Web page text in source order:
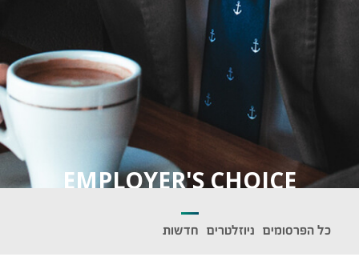
EMPLOYER'S CHOICE
כל הפרסומים ניוזלטרים חדשות